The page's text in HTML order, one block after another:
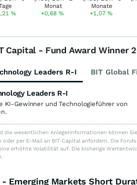
% +0,68% +1,07 %
Capital - Fund Award Winner
Leaders R-I BIT Global
Leaders R-I
KI-Gewinner und Technologieführer von
die wesentlichen Anlegerinformationen können
oder per E-Mail an BIT Capital anfordern. Die
erhöhte Volatilität auf. Die bisherige
- Emerging Markets Short